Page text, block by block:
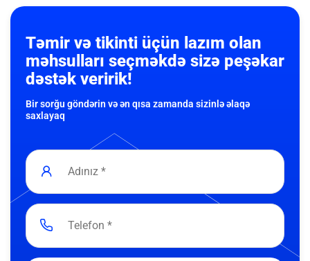
Təmir və tikinti üçün lazım olan
məhsulları seçməkdə sizə peşəkar
dəstək veririk!
Bir sorğu göndərin və ən qısa zamanda sizinlə əlaqə
saxlayaq